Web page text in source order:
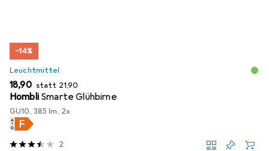
−14%
Leuchtmittel
EUR
18,90 statt EUR
21,90
Hombli Smarte Glühbirne
GU10, 385 lm, 2x
2